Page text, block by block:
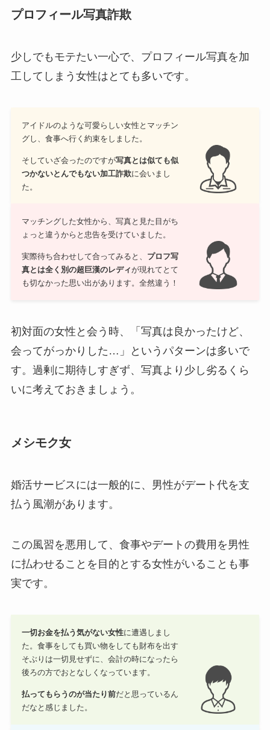
プロフィール写真詐欺
少しでもモテたい一心で、プロフィール写真を加
工してしまう女性はとても多いです。
アイドルのような可愛らしい女性とマッチン
グし、食事へ行く約束をしました。
そしていざ会ったのですが写真とは似ても似
つかないとんでもない加工詐欺に会いまし
た。
マッチングした女性から、写真と見た目がち
ょっと違うからと忠告を受けていました。
実際待ち合わせして合ってみると、 プロフ写
真とは全く別の超巨漢のレディが現れてとて
も切なかった思い出があります。全然違う！
初対面の女性と会う時、「写真は良かったけど、
会ってがっかりした…」というパターンは多いで
す。過剰に期待しすぎず、写真より少し劣るくら
いに考えておきましょう。
メシモク女
婚活サービスには一般的に、男性がデート代を支
払う風潮があります。
この風習を悪用して、食事やデートの費用を男性
に払わせることを目的とする女性がいることも事
実です。
一切お金を払う気がない女性に遭遇しまし
た。食事をしても買い物をしても財布を出す
そぶりは一切見せずに、会計の時になったら
後ろの方でおとなしくなっています。
払ってもらうのが当たり前だと思っているん
だなと感じました。